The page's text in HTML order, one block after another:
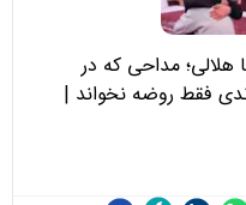
هلالی؛ مداحی که در
فقط روضه نخواند |